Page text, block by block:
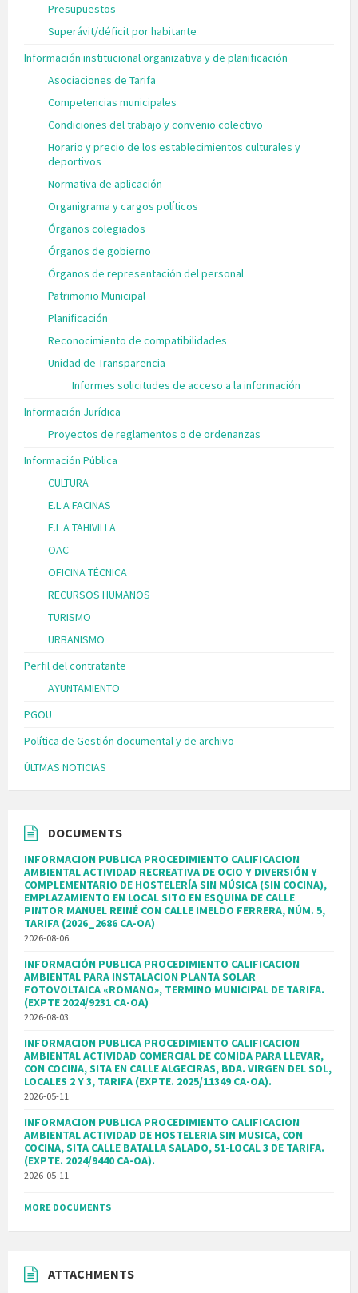
Presupuestos
Superávit/déficit por habitante
Información institucional organizativa y de planificación
Asociaciones de Tarifa
Competencias municipales
Condiciones del trabajo y convenio colectivo
Horario y precio de los establecimientos culturales y
deportivos
Normativa de aplicación
Organigrama y cargos políticos
Órganos colegiados
Órganos de gobierno
Órganos de representación del personal
Patrimonio Municipal
Planificación
Reconocimiento de compatibilidades
Unidad de Transparencia
Informes solicitudes de acceso a la información
Información Jurídica
Proyectos de reglamentos o de ordenanzas
Información Pública
CULTURA
E.L.A FACINAS
E.L.A TAHIVILLA
OAC
OFICINA TÉCNICA
RECURSOS HUMANOS
TURISMO
URBANISMO
Perfil del contratante
AYUNTAMIENTO
PGOU
Política de Gestión documental y de archivo
ÚLTMAS NOTICIAS
DOCUMENTS
INFORMACION PUBLICA PROCEDIMIENTO CALIFICACION
AMBIENTAL ACTIVIDAD RECREATIVA DE OCIO Y DIVERSIÓN Y
COMPLEMENTARIO DE HOSTELERÍA SIN MÚSICA (SIN COCINA),
EMPLAZAMIENTO EN LOCAL SITO EN ESQUINA DE CALLE
PINTOR MANUEL REINÉ CON CALLE IMELDO FERRERA, NÚM. 5,
TARIFA (2026_2686 CA-OA)
2026-08-06
INFORMACIÓN PUBLICA PROCEDIMIENTO CALIFICACION
AMBIENTAL PARA INSTALACION PLANTA SOLAR
FOTOVOLTAICA «ROMANO», TERMINO MUNICIPAL DE TARIFA.
(EXPTE 2024/9231 CA-OA)
2026-08-03
INFORMACION PUBLICA PROCEDIMIENTO CALIFICACION
AMBIENTAL ACTIVIDAD COMERCIAL DE COMIDA PARA LLEVAR,
CON COCINA, SITA EN CALLE ALGECIRAS, BDA. VIRGEN DEL SOL,
LOCALES 2 Y 3, TARIFA (EXPTE. 2025/11349 CA-OA).
2026-05-11
INFORMACION PUBLICA PROCEDIMIENTO CALIFICACION
AMBIENTAL ACTIVIDAD DE HOSTELERIA SIN MUSICA, CON
COCINA, SITA CALLE BATALLA SALADO, 51-LOCAL 3 DE TARIFA.
(EXPTE. 2024/9440 CA-OA).
2026-05-11
MORE DOCUMENTS
ATTACHMENTS